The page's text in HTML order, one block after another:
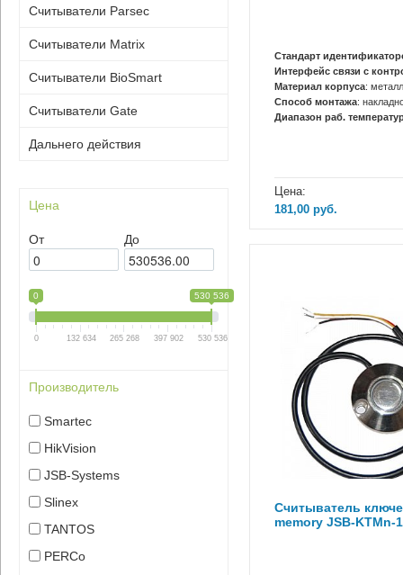
Считыватели Parsec
Считыватели Matrix
Считыватели BioSmart
Считыватели Gate
Дальнего действия
Цена
От До
0 530 536
0 132 634 265 268 397 902 530 536
Производитель
Smartec
HikVision
JSB-Systems
Slinex
TANTOS
PERCo
Стандарт
Интерфейс связи с
Материал корпуса: металл
Способ монтажа:
Диапазон раб.
Цена:
181,00 руб.
Считыватель
memory JSB-KTMn-